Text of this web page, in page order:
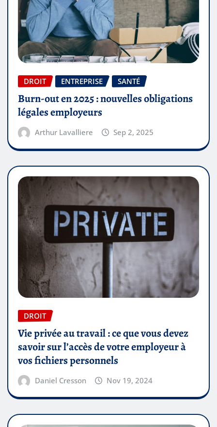
DROIT ENTREPRISE SANTÉ
Burn-out en 2025 : nouvelles obligations
légales employeurs
Arthur Lavalliere Sep 2, 2025
DROIT
Vie privée au travail : ce que vous devez
savoir sur l’accès de votre employeur à
vos fichiers personnels
Daniel Cresson Nov 19, 2024